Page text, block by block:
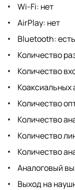
Wi-Fi: нет
AirPlay: нет
Bluetooth: есть
Количество
Количество
Коаксиальных
Количество
Количество
Количество
Количество
Аналоговый
Выход на